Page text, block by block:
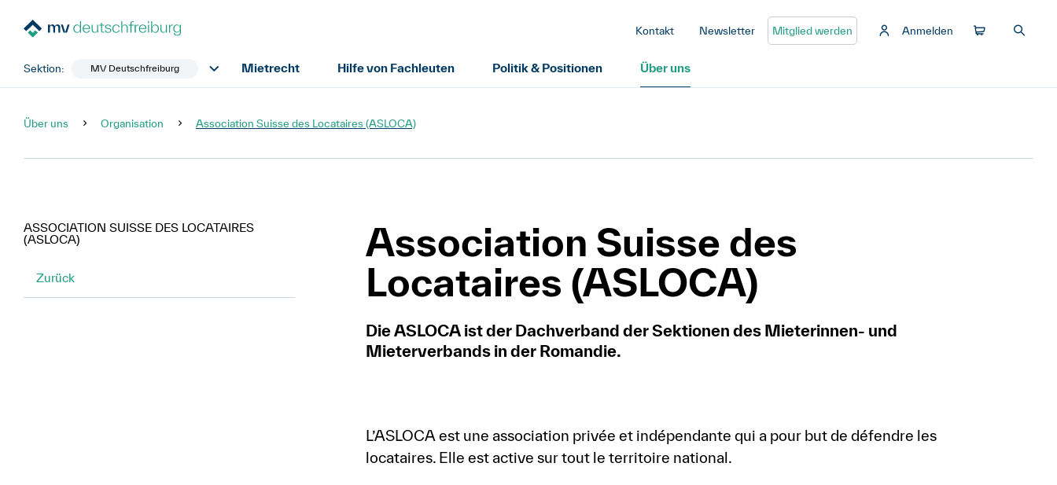
Kontakt Newsletter Mitglied werden Anmelden
Sektion: MV Deutschfreiburg Mietrecht Hilfe von Fachleuten Politik & Positionen Über uns
Über uns Organisation Association Suisse des Locataires (ASLOCA)
ASSOCIATION SUISSE DES LOCATAIRES
(ASLOCA)
Zurück
Association Suisse des
Locataires (ASLOCA)
Die ASLOCA ist der Dachverband der Sektionen des Mieterinnen- und
Mieterverbands in der Romandie.
L’ASLOCA est une association privée et indépendante qui a pour but de défendre les
locataires. Elle est active sur tout le territoire national.